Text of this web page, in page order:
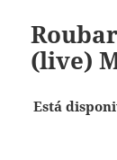
(live)
Está